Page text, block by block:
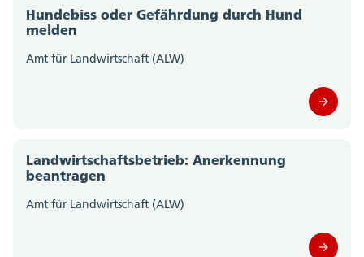
Amt für Raumplanung (0)
Amt für Umwelt (0)
Amt für Wirtschaft und Arbeit (0)
Hundebiss oder Gefährdung durch Hund
melden
Amt für Landwirtschaft (ALW)
Landwirtschaftsbetrieb: Anerkennung
beantragen
Amt für Landwirtschaft (ALW)